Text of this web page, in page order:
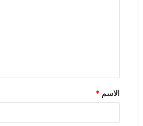
ق
*
الاسم *